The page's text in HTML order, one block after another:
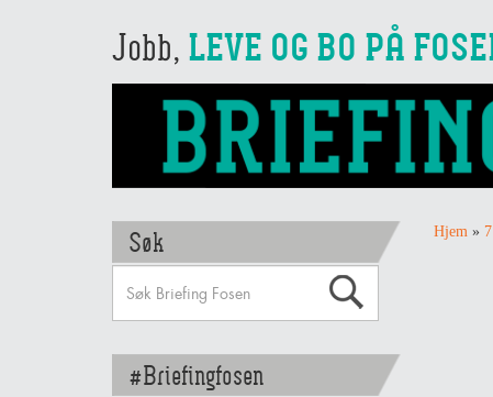
Jobb, LEVE OG BO PÅ
Søk
#Briefingfosen
Hjem»